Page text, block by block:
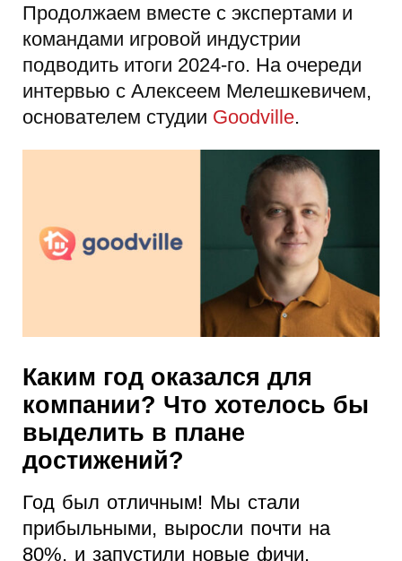
Продолжаем вместе с экспертами и
командами игровой индустрии
подводить итоги 2024-го. На очереди
интервью с Алексеем Мелешкевичем,
основателем студии Goodville.
Каким год оказался для
компании? Что хотелось бы
выделить в плане
достижений?
Год был отличным! Мы стали
прибыльными, выросли почти на
80%, и запустили новые фичи.